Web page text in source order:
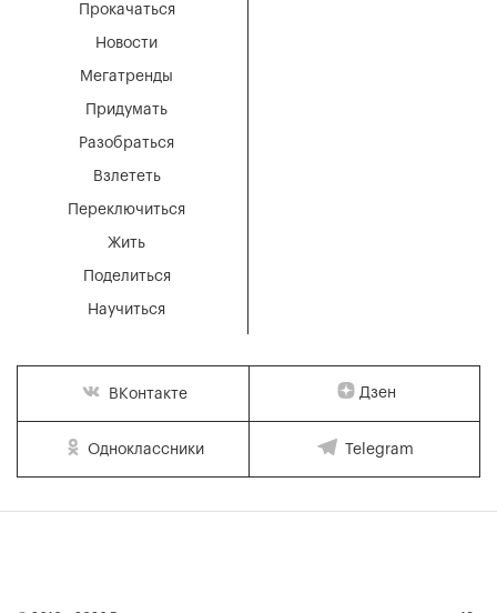
Мегатренды
Придумать
Разобраться
Взлететь
Новости
Переключиться
Жить
Поделиться
Научиться
Прокачаться
ВКонтакте Дзен
Одноклассники Telegram